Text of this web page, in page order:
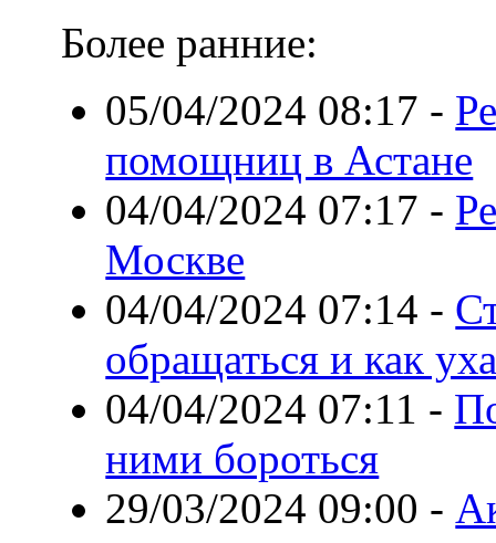
Более ранние:
05/04/2024 08:17 -
помощниц в Астане
04/04/2024 07:17 -
Москве
04/04/2024 07:14 -
обращаться и как
04/04/2024 07:11 -
ними бороться
29/03/2024 09:00 -